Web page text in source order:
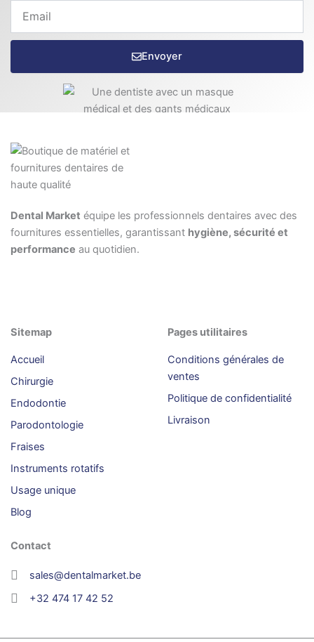
Envoyer
Dental Market équipe les professionnels dentaires avec des
fournitures essentielles, garantissant hygiène, sécurité et
performance au quotidien.
Sitemap
Accueil
Chirurgie
Endodontie
Parodontologie
Fraises
Instruments rotatifs
Usage unique
Blog
Pages utilitaires
Conditions générales de
ventes
Politique de confidentialité
Livraison
Contact
sales@dentalmarket.be
+32 474 17 42 52